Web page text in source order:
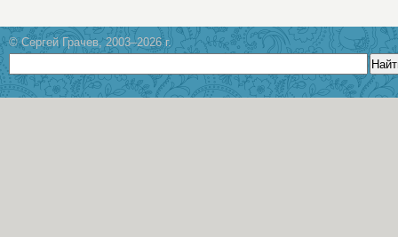
© Сергей Грачев, 2003–2026 г.